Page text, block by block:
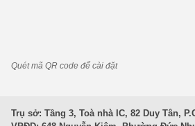
Quét mã QR code để cài đặt
Trụ sở: Tầng 3, Toà nhà IC, 82 Duy Tân,